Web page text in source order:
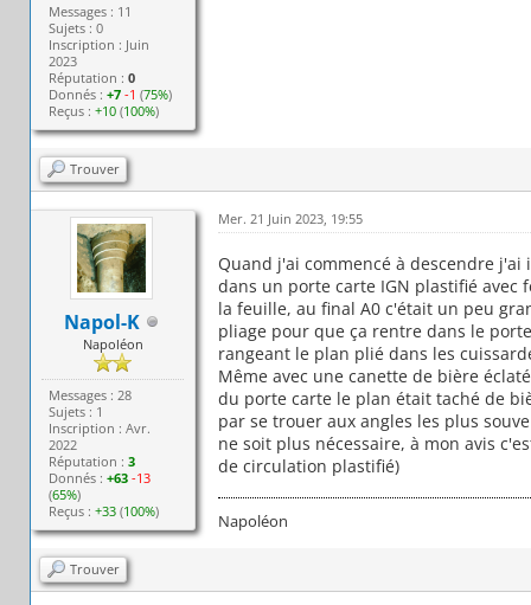
Messages : 11
Sujets : 0
Inscription : Juin
2023
Réputation :0
Donnés :+7 -1 (75%)
Reçus :+10 (100%)
Trouver
Napol-K
Napoléon
Messages : 28
Sujets : 1
Inscription : Avr.
2022
Réputation :3
Donnés :+63 -13
(65%)
Reçus :+33 (100%)
Mer. 21 Juin 2023, 19:55
Quand j'ai commencé à descendre
dans un porte carte IGN plastifié
la feuille, au final A0 c'était un peu
pliage pour que ça rentre dans le
rangeant le plan plié dans les
Même avec une canette de bière
du porte carte le plan était taché de
par se trouer aux angles les plus
ne soit plus nécessaire, à mon avis
de circulation plastifié)
Napoléon
Trouver